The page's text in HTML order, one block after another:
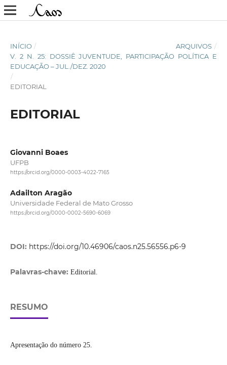
INÍCIO / ARQUIVOS /
V. 2 N. 25: DOSSIÊ JUVENTUDE, PARTICIPAÇÃO POLÍTICA E
EDUCAÇÃO – JUL./DEZ. 2020
/
EDITORIAL
EDITORIAL
Giovanni Boaes
UFPB
https://orcid.org/0000-0003-4022-7165
Adailton Aragão
Universidade Federal de Mato Grosso
https://orcid.org/0000-0002-5690-6069
DOI: https://doi.org/10.46906/caos.n25.56556.p6-9
Palavras-chave: Editorial.
RESUMO
Apresentação do número 25.